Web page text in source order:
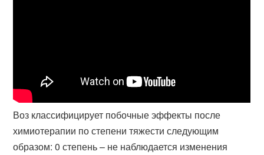
Воз классифицирует побочные эффекты после
химиотерапии по степени тяжести следующим
образом: 0 степень – не наблюдается изменения